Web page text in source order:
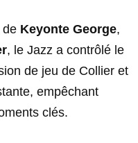
de Keyonte George,
, le Jazz a contrôlé le
de jeu de Collier et
empêchant
clés.